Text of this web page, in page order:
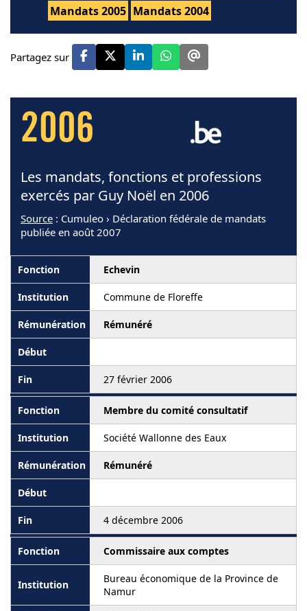
Mandats 2005 Mandats 2004
Partagez sur
2006
Les mandats, fonctions et professions
exercés par Guy Noël en 2006
Source : Cumuleo › Déclaration fédérale de mandats
publiée en août 2007
Echevin
Commune de Floreffe
Rémunéré
27 février 2006
Membre du comité consultatif
Société Wallonne des Eaux
Rémunéré
4 décembre 2006
Commissaire aux comptes
Bureau économique de la Province de
Namur